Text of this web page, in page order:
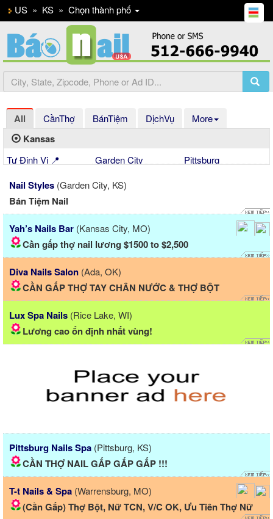
US » KS » Chọn thành phố
All CầnThợ BánTiệm DịchVụ More
Kansas
Tự Định Vị 📍 Garden City Pittsburg
Nail Styles (Garden City, KS)
Bán Tiệm Nail
Yah’s Nails Bar (Kansas City, MO)
Cần gấp thợ nail lương $1500 to $2,500
Diva Nails Salon (Ada, OK)
CẦN GẤP THỢ TAY CHÂN NƯỚC & THỢ BỘT
Lux Spa Nails (Rice Lake, WI)
Lương cao ổn định nhất vùng!
Pittsburg Nails Spa (Pittsburg, KS)
CẦN THỢ NAIL GẤP GẤP GẤP !!!
T-t Nails & Spa (Warrensburg, MO)
(Cần Gấp) Thợ Bột, Nữ TCN, V/C OK, Ưu Tiên Thợ Nữ